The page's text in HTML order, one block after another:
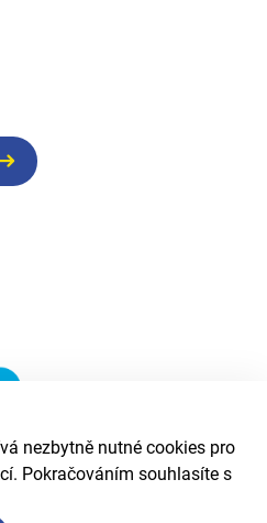
nezbytně nutné cookies pro
Pokračováním souhlasíte s